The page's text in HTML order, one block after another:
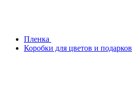
Плeнка
Коробки для цветов и подарков